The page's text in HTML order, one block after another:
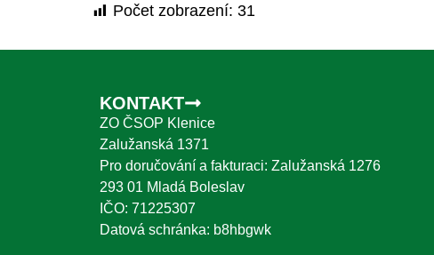
Počet zobrazení: 31
KONTAKT
ZO ČSOP Klenice
Zalužanská 1371
Pro doručování a fakturaci: Zalužanská 1276
293 01 Mladá Boleslav
IČO: 71225307
Datová schránka: b8hbgwk